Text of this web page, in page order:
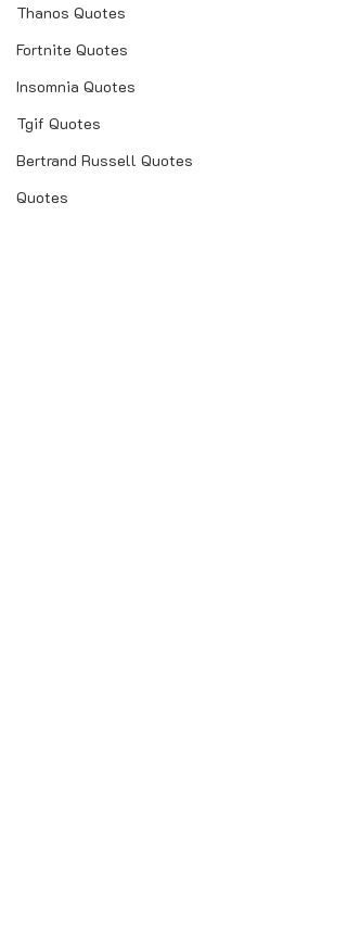
Thanos Quotes
Fortnite Quotes
Insomnia Quotes
Tgif Quotes
Bertrand Russell Quotes
Quotes